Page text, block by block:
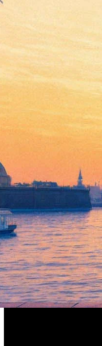
Названа
престолов»
Киногигант HBO выложил
тизер финального сезона
ясно, что сериал выйдет 14
В ролике действие
Старков. Здесь Санса и
встречают собственные
видимому, может служить
будущем героев. Факелы
склеп ледяной ветер, и